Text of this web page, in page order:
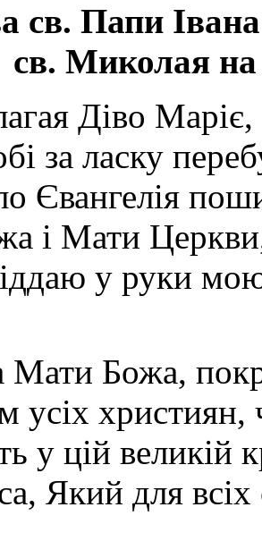
св. Папи
св. Миколая на
Діво
за ласку
Євангелія
і Мати
у руки
Мати Божа,
усіх християн,
у цій великій
Який для